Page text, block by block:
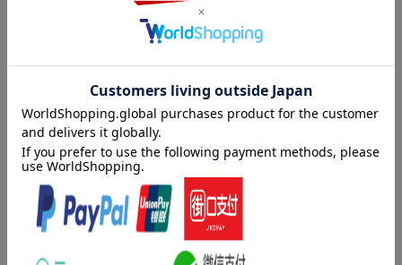
2．「敗血症かな？」と思ったらこうする！ 敗血症の探偵になろ
う！
3．特に注意すべき患者とは？
4．外傷後敗血症のケア
5．熱傷後敗血症のケア ほか
第2章 事例で学ぶ敗血症〜病棟別〜
0．ショックとその対応
内容紹介（「BOOK」データベースより）
敗血症のエキスパート、Ｄｒ．近藤が書き尽くしました！「敗血
症」を疑う基準は？急変・ショックもつながってわかる。今の自
分よりさらに敗血症に自信が持てるようになる。
著者情報（「BOOK」データベースより）